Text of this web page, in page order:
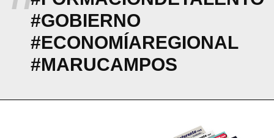
#GOBIERNO
#ECONOMÍAREGIONAL
#MARUCAMPOS